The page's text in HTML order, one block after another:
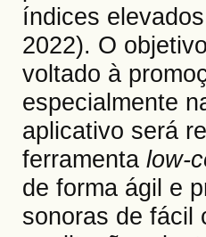
índices
2022). O
voltado à
especialmente
aplicativo será
ferramenta low-
de forma ágil e
sonoras de fácil